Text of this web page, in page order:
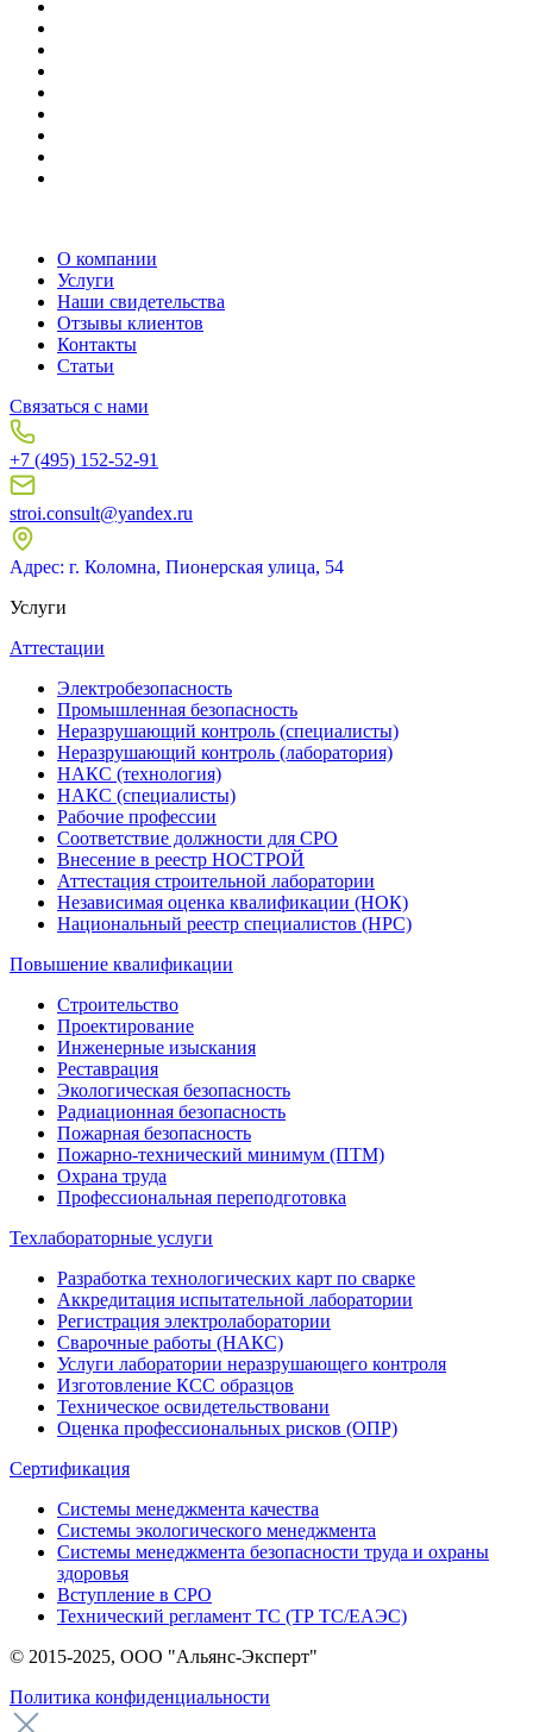
О компании
Услуги
Наши свидетельства
Отзывы клиентов
Контакты
Статьи
Связаться с нами
+7 (495) 152-52-91
stroi.consult@yandex.ru
Адрес: г. Коломна, Пионерская улица, 54
Услуги
Аттестации
Электробезопасность
Промышленная безопасность
Неразрушающий контроль (специалисты)
Неразрушающий контроль (лаборатория)
НАКС (технология)
НАКС (специалисты)
Рабочие профессии
Соответствие должности для СРО
Внесение в реестр НОСТРОЙ
Аттестация строительной лаборатории
Независимая оценка квалификации (НОК)
Национальный реестр специалистов (НРС)
Повышение квалификации
Строительство
Проектирование
Инженерные изыскания
Реставрация
Экологическая безопасность
Радиационная безопасность
Пожарная безопасность
Пожарно-технический минимум (ПТМ)
Охрана труда
Профессиональная переподготовка
Техлабораторные услуги
Разработка технологических карт по сварке
Аккредитация испытательной лаборатории
Регистрация электролаборатории
Сварочные работы (НАКС)
Услуги лаборатории неразрушающего контроля
Изготовление КСС образцов
Техническое освидетельствовани
Оценка профессиональных рисков (ОПР)
Сертификация
Системы менеджмента качества
Системы экологического менеджмента
Системы менеджмента безопасности труда и охраны
здоровья
Вступление в СРО
Технический регламент ТС (ТР ТС/ЕАЭС)
© 2015-2025, ООО "Альянс-Эксперт"
Политика конфиденциальности